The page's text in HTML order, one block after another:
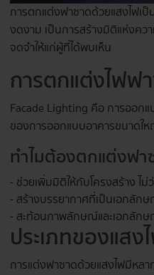
การตกแต่งฟาซาดด้วยแสงไฟเ
งดงาม เป็นการสร้างมิติแห่งคว
จดจำให้แก่ผู้ที่ได้พบเห็น
การตกแต่งไฟฟ
Facade Lighting คือ การออกแ
ของการออกแบบอาคารขนาดใ
ทำไมต้องตกแต่งฟา
- ช่วยเพิ่มมิติให้กับโครงสร้าง ไ
- สร้างบรรยากาศที่เป็นเอกลัก
- สะท้อนภาพลักษณ์และเอกลักษ
ประเภทของแส
การแต่งฟาซาดด้วยแสงไฟมีหล